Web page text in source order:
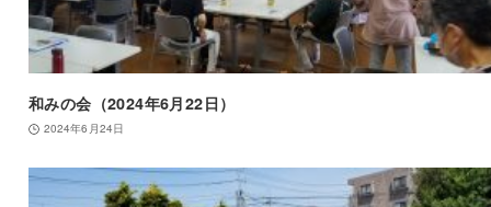
和みの会（2024年6月22日）
2024年6月24日